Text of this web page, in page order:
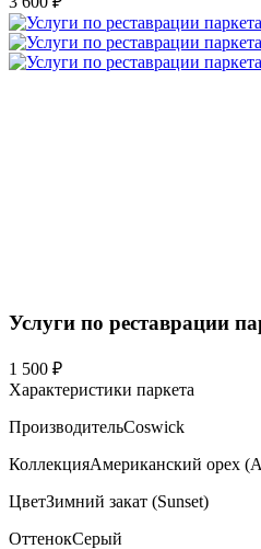
Услуги по реставрации
1 500 ₽
Характеристики паркета
ПроизводительCoswick
КоллекцияАмериканский орех
ЦветЗимний закат (Sunset)
ОттенокСерый